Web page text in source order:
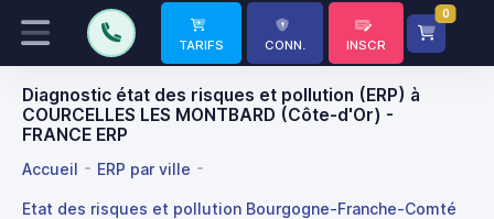
TARIFS CONN. INSCR
0
Diagnostic état des risques et pollution (ERP) à
COURCELLES LES MONTBARD (Côte-d'Or) -
FRANCE ERP
Accueil ERP par ville
Etat des risques et pollution Bourgogne-Franche-Comté